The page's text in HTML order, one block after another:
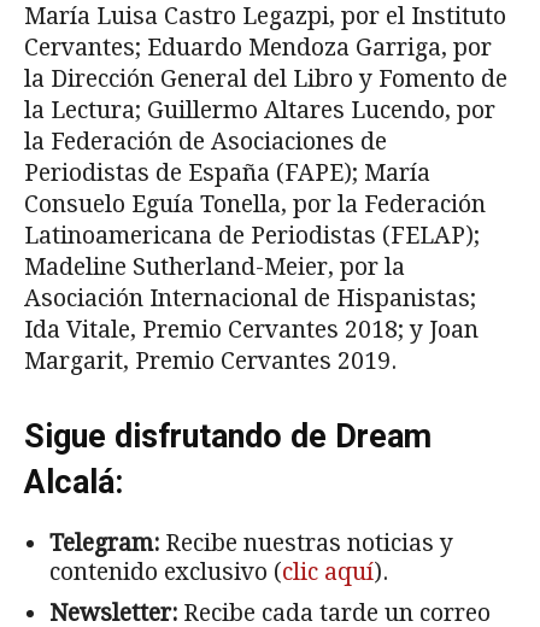
María Luisa Castro Legazpi, por el Instituto
Cervantes; Eduardo Mendoza Garriga, por
la Dirección General del Libro y Fomento de
la Lectura; Guillermo Altares Lucendo, por
la Federación de Asociaciones de
Periodistas de España (FAPE); María
Consuelo Eguía Tonella, por la Federación
Latinoamericana de Periodistas (FELAP);
Madeline Sutherland-Meier, por la
Asociación Internacional de Hispanistas;
Ida Vitale, Premio Cervantes 2018; y Joan
Margarit, Premio Cervantes 2019.
Sigue disfrutando de Dream
Alcalá:
Telegram: Recibe nuestras noticias y
contenido exclusivo (clic aquí).
Newsletter: Recibe cada tarde un correo